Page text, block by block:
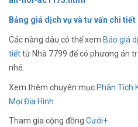
Bảng giá dịch vụ và tư vấn chi tiết
Các nàng dâu có thể xem Báo giá
tiếttừ Nhà 7799 để có phương án
nhé.
Xem thêm chuyên mụcPhân Tích
Mọi Địa Hình
Tham gia cộng đồng Cưới+